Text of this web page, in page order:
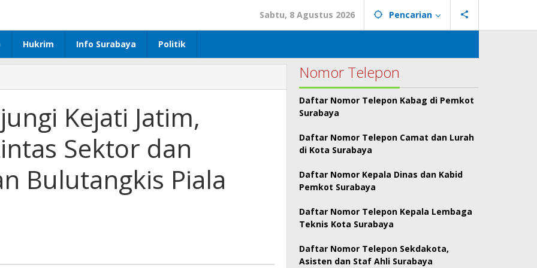
Sabtu, 8 Agustus 2026 Pencarian
Hukrim Info Surabaya Politik
Kejati Jatim,
Sektor dan
Bulutangkis Piala
Nomor Telepon
Daftar Nomor Telepon Kabag di Pemkot
Surabaya
Daftar Nomor Telepon Camat dan Lurah
di Kota Surabaya
Daftar Nomor Kepala Dinas dan Kabid
Pemkot Surabaya
Daftar Nomor Telepon Kepala Lembaga
Teknis Kota Surabaya
Daftar Nomor Telepon Sekdakota,
Asisten dan Staf Ahli Surabaya